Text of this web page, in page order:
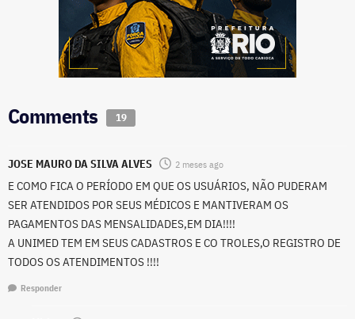
Comments 19
JOSE MAURO DA SILVA ALVES 2 meses ago
E COMO FICA O PERÍODO EM QUE OS USUÁRIOS, NÃO PUDERAM
SER ATENDIDOS POR SEUS MÉDICOS E MANTIVERAM OS
PAGAMENTOS DAS MENSALIDADES,EM DIA!!!!
A UNIMED TEM EM SEUS CADASTROS E CO TROLES,O REGISTRO DE
TODOS OS ATENDIMENTOS !!!!
Responder